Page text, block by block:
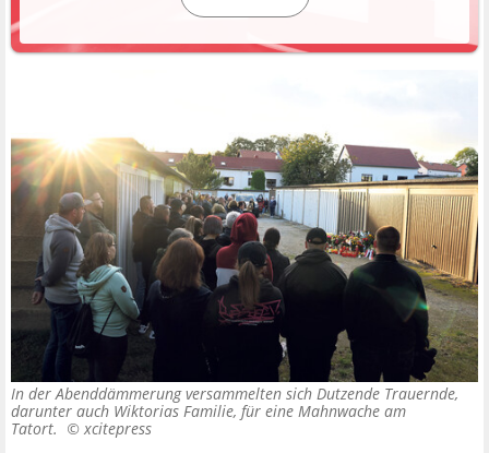
In der Abenddämmerung versammelten sich Dutzende Trauernde,
darunter auch Wiktorias Familie, für eine Mahnwache am
Tatort. © xcitepress